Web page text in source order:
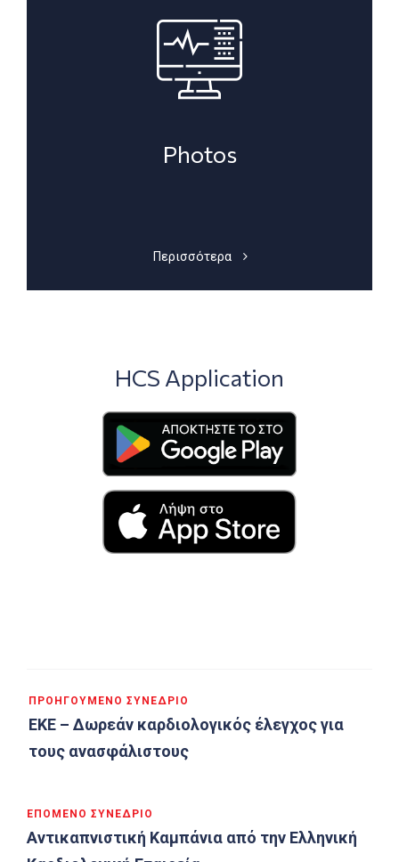
Photos
Περισσότερα
HCS Application
άρθρων
ΠΡΟΗΓΟΎΜΕΝΟ ΣΥΝΈΔΡΙΟ
ΕΚΕ – Δωρεάν καρδιολογικός έλεγχος για
τους ανασφάλιστους
ΕΠΌΜΕΝΟ ΣΥΝΈΔΡΙΟ
Αντικαπνιστική Καμπάνια από την Ελληνική